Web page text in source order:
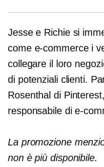
Jesse e Richie si
come e-commercei
collegare il loro
di potenziali clienti.
Rosenthal di
responsabile die-
La promozione
non è più disponibile.